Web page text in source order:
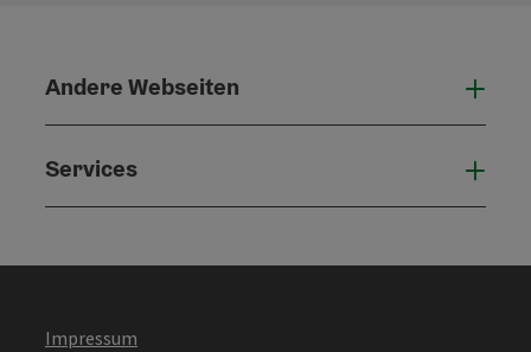
Andere Webseiten
Services
Impressum